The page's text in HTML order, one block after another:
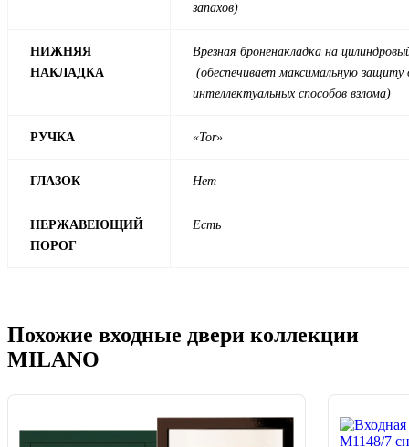
запахов)
НИЖНЯЯ
НАКЛАДКА
Врезная броненакладка на
(обеспечивает максимальную защиту
интеллектуальных способов взлома)
РУЧКА «Tor»
ГЛАЗОК Нет
НЕРЖАВЕЮЩИЙ
ПОРОГ
Есть
Похожие входные двери коллекции
MILANO